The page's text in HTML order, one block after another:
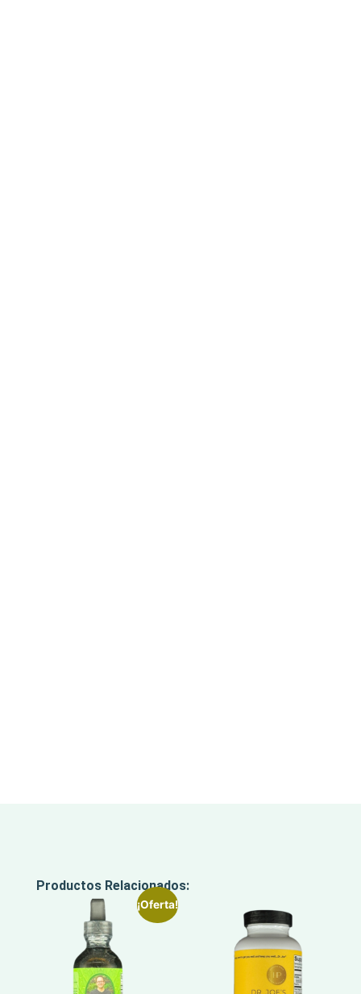
Productos Relacionados:
¡Oferta!